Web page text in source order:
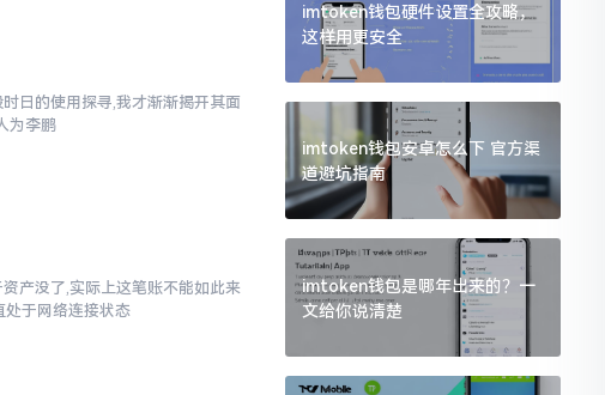
日的使用探寻,我才渐渐揭开其面
为李鹏
产没了,实际上这笔账不能如此来
处于网络连接状态
imtoken钱包硬件设置全攻略，
这样用更安全
imtoken钱包安卓怎么下 官方渠
道避坑指南
imtoken钱包是哪年出来的？一
文给你说清楚